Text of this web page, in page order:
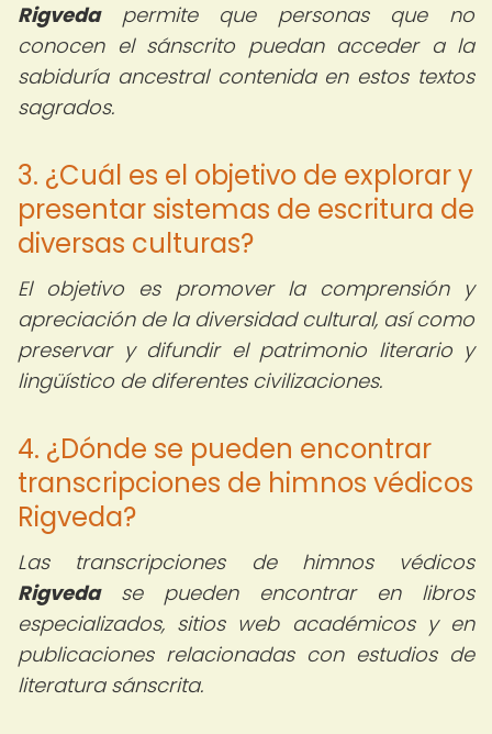
Rigvedapermite que personas que no
conocen el sánscrito puedan acceder a la
sabiduría ancestral contenida en estos textos
sagrados.
3. ¿Cuál es el objetivo de explorar y
presentar sistemas de escritura de
diversas culturas?
El objetivo es promover la comprensión y
apreciación de la diversidad cultural, así como
preservar y difundir el patrimonio literario y
lingüístico de diferentes civilizaciones.
4. ¿Dónde se pueden encontrar
transcripciones de himnos védicos
Rigveda?
Las transcripciones de himnos védicos
Rigvedase pueden encontrar en libros
especializados, sitios web académicos y en
publicaciones relacionadas con estudios de
literatura sánscrita.